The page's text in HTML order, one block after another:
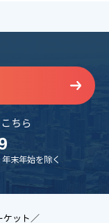
ちら
末年始を除く
ケット／